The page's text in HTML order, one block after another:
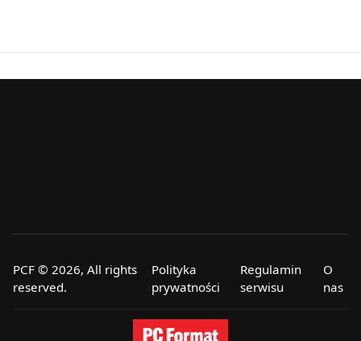
PCF © 2026, All rights
reserved.
Polityka
prywatności
Regulamin
serwisu
O
nas